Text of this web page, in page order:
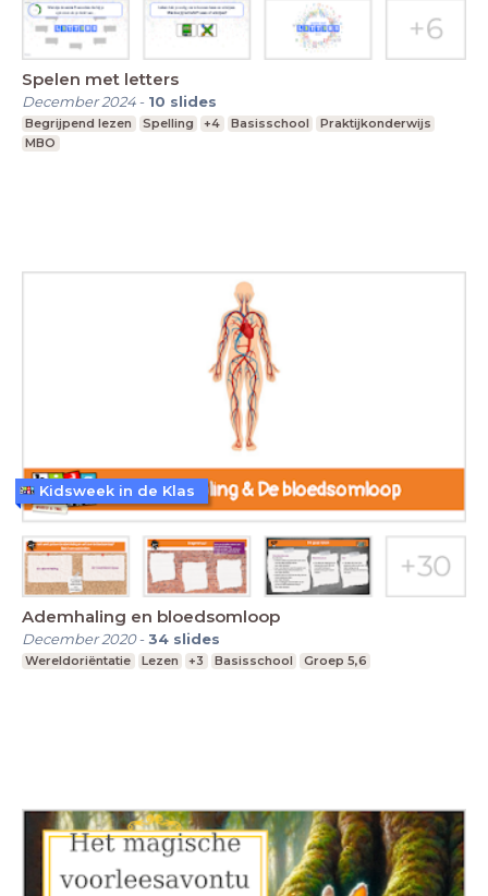
Spelen met letters
December 2024- 10 slides
Begrijpend lezen Spelling +4 Basisschool
Praktijkonderwijs
MBO
Ademhaling en bloedsomloop
December 2020-34 slides
Wereldoriëntatie Lezen +3 Basisschool Groep 5,6
Kidsweek in de Klas